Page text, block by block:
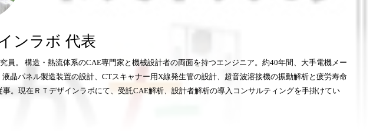
ンラボ 代表
。 構造・熱流体系のCAE専門家と機械設計者の両面を持つエンジニア。約40年間、大手電機メー
晶パネル製造装置の設計、CTスキャナー用X線発生管の設計、超音波溶接機の振動解析と疲労寿命
。現在ＲＴデザインラボにて、受託CAE解析、設計者解析の導入コンサルティングを手掛けてい